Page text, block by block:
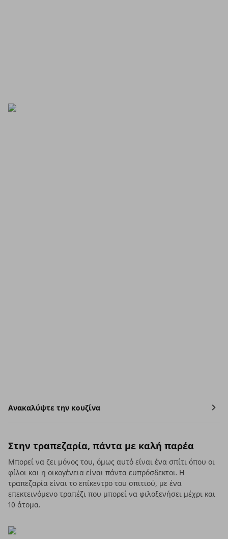
Ανακαλύψτε την κουζίνα
Στην τραπεζαρία, πάντα με καλή παρέα
Μπορεί να ζει μόνος του, όμως αυτό είναι ένα σπίτι όπου οι
φίλοι και η οικογένεια είναι πάντα ευπρόσδεκτοι. Η
τραπεζαρία είναι το επίκεντρο του σπιτιού, με ένα
επεκτεινόμενο τραπέζι που μπορεί να φιλοξενήσει μέχρι και
10 άτομα.